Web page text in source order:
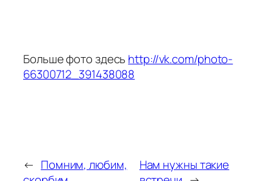
Больше фото здесь http://vk.com/photo-
66300712_391438088
← Помним, любим,
Нам нужны такие